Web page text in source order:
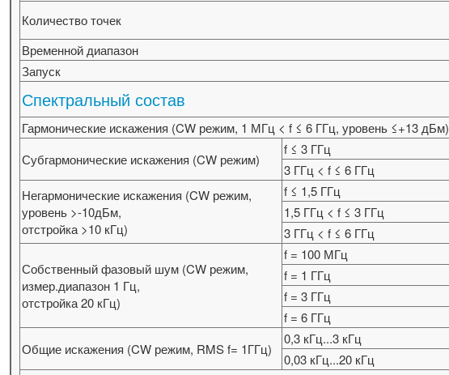
Количество точек
Временной диапазон
Запуск
Спектральный состав
Гармонические искажения (CW режим, 1 МГц < f ≤ 6 ГГц, уровень ≤+13 дБм)
Субгармонические искажения (CW режим)
f ≤ 3 ГГц
3 ГГц < f ≤ 6 ГГц
Негармонические искажения (CW режим,
уровень >-10дБм,
отстройка >10 кГц)
f ≤ 1,5 ГГц
1,5 ГГц < f ≤ 3 ГГц
3 ГГц < f ≤ 6 ГГц
Собственный фазовый шум (CW режим,
измер.диапазон 1 Гц,
отстройка 20 кГц)
f = 100 МГц
f = 1 ГГц
f = 3 ГГц
f = 6 ГГц
Общие искажения (CW режим, RMS f= 1ГГц)
0,3 кГц...3 кГц
0,03 кГц...20 кГц